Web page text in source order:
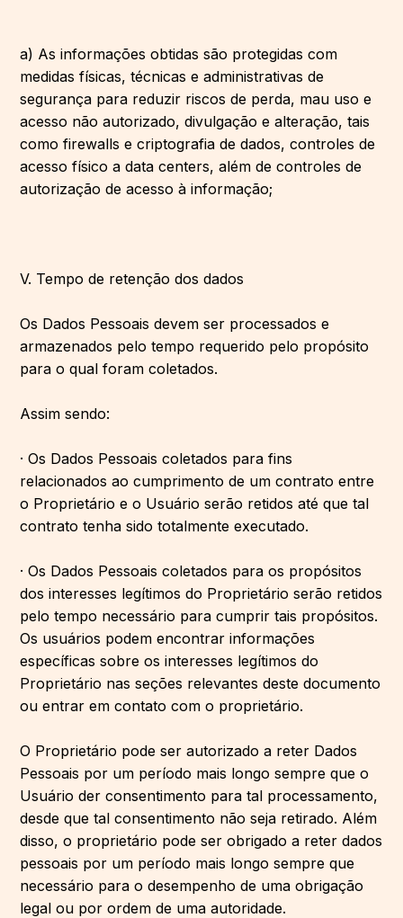
a) As informações obtidas são protegidas com
medidas físicas, técnicas e administrativas de
segurança para reduzir riscos de perda, mau uso e
acesso não autorizado, divulgação e alteração, tais
como firewalls e criptografia de dados, controles de
acesso físico a data centers, além de controles de
autorização de acesso à informação;
V. Tempo de retenção dos dados
Os Dados Pessoais devem ser processados ​​e
armazenados pelo tempo requerido pelo propósito
para o qual foram coletados.
Assim sendo:
· Os Dados Pessoais coletados para fins
relacionados ao cumprimento de um contrato entre
o Proprietário e o Usuário serão retidos até que tal
contrato tenha sido totalmente executado.
· Os Dados Pessoais coletados para os propósitos
dos interesses legítimos do Proprietário serão retidos
pelo tempo necessário para cumprir tais propósitos.
Os usuários podem encontrar informações
específicas sobre os interesses legítimos do
Proprietário nas seções relevantes deste documento
ou entrar em contato com o proprietário.
O Proprietário pode ser autorizado a reter Dados
Pessoais por um período mais longo sempre que o
Usuário der consentimento para tal processamento,
desde que tal consentimento não seja retirado. Além
disso, o proprietário pode ser obrigado a reter dados
pessoais por um período mais longo sempre que
necessário para o desempenho de uma obrigação
legal ou por ordem de uma autoridade.